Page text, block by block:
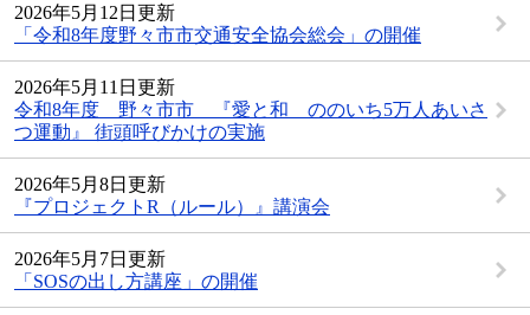
2026年5月12日更新
「令和8年度野々市市交通安全協会総会」の開催
2026年5月11日更新
令和8年度 野々市市 『愛と和 ののいち5万人あいさ
つ運動』 街頭呼びかけの実施
2026年5月8日更新
『プロジェクトR（ルール）』講演会
2026年5月7日更新
「SOSの出し方講座」の開催